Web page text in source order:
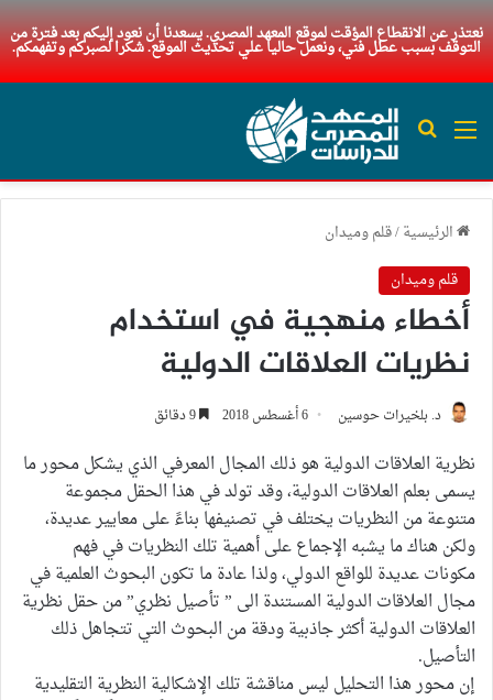
نعتذر عن الانقطاع المؤقت لموقع المعهد المصري. يسعدنا أن نعود إليكم بعد فترة من
التوقف بسبب عطل فني، ونعمل حاليا علي تحديث الموقع. شكرا لصبركم وتفهمكم.
القائمة بحث عن
الرئيسية/قلم وميدان
قلم وميدان
أخطاء منهجية في استخدام
نظريات العلاقات الدولية
د. بلخيرات حوسين 6 أغسطس 2018
نظرية العلاقات الدولية هو ذلك المجال المعرفي الذي يشكل محور ما
يسمى بعلم العلاقات الدولية، وقد تولد في هذا الحقل مجموعة
متنوعة من النظريات يختلف في تصنيفها بناءً على معايير عديدة،
ولكن هناك ما يشبه الإجماع على أهمية تلك النظريات في فهم
مكونات عديدة للواقع الدولي، ولذا عادة ما تكون البحوث العلمية في
مجال العلاقات الدولية المستندة الى ” تأصيل نظري” من حقل نظرية
العلاقات الدولية أكثر جاذبية ودقة من البحوث التي تتجاهل ذلك
التأصيل.
إن محور هذا التحليل ليس مناقشة تلك الإشكالية النظرية التقليدية